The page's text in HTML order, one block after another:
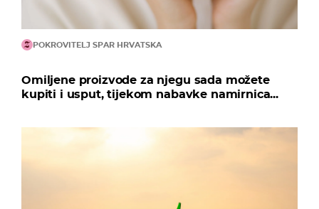
POKROVITELJ SPAR HRVATSKA
Omiljene proizvode za njegu sada možete
kupiti i usput, tijekom nabavke namirnica...